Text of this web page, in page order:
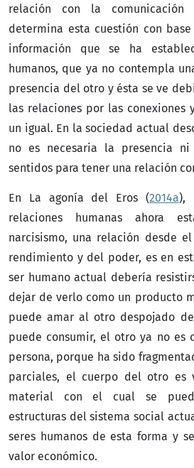
relación con la
determina esta cuestión con
información que se ha
humanos, que ya no contempla
presencia del otro y ésta se ve
las relaciones por las conexiones
un igual. En la sociedad actual
no es necesaria la presencia
sentidos para tener una relación
En La agonía del Eros (2014a),
relaciones humanas ahora
narcisismo, una relación desde
rendimiento y del poder, es en
ser humano actual debería
dejar de verlo como un producto
puede amar al otro despojado
puede consumir, el otro ya no es
persona, porque ha sido
parciales, el cuerpo del otro es
material con el cual se
estructuras del sistema social
seres humanos de esta forma y
valor económico.